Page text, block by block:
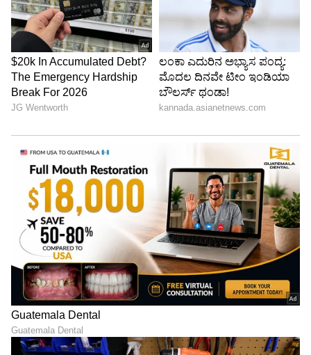
ಅಲ್ತಾರಿನ ಪೂರ್ಣಿಮಾ ಇವರಿಗೆ ನಿರ್ಮಿಸಲಾದ ನೂತನ ಮನೆ
‘ರಾಜೀವ ಸದನ’ ಉದ್ಘಾಟನೆಗೊಂಡಿತು.
ಎರಡೂ ಮನೆಗಳನ್ನು ಉದ್ಘಾಟಿಸಿ ಮಾತನಾಡಿದ ಶ್ರೀ
ಎಚ್.ಎಸ್ ಶೆಟ್ಟಿಯವರು ಸಂಸ್ಥೆಯ ಸಮಾಜಮುಖಿ ಕಾರ್ಯ
ಹಾಗೂ ಪಾರದರ್ಶಕ ವ್ಯವಹಾರದಿಂದ ನಾನು
ಆಕರ್ಷಿತನಾಗಿದ್ದೇನೆ.ನಿಮ್ಮ ಕಾರ್ಯಕ್ರಮಗಳಿಗೆ ನಮ್ಮ ಸೊಸೈಟಿ
ಮುಂದೆಯೂ ನೆರವು ನೀಡುತ್ತದೆ ಎಂದು ಭರವಸೆ ನೀಡಿದರು.
ಶಾಲಾ ಕ್ರೀಡಾಕೂಟದಲ್ಲಿ ಆಜಾನ್‌ಗೆ ವಿದ್ಯಾರ್ಥಿಗಳ ನೃತ್ಯ:
ಹಿಂದೂ ಜಾಗರಣ ವೇದಿಕೆಯಿಂದ ಪ್ರತಿಭಟನೆ
ಸೊಸೈಟಿಯ ಉಪಾಧ್ಯಕ್ಷರಾದ ಎಚ್. ನಾಗರಾಜ ಶೆಟ್ಟಿ, ಯು.
ವಿಶ್ವನಾಥ ಶೆಣೈ, ರಾಜಗೋಪಾಲ ಆಚಾರ್ಯ, ಬಿ. ಸೀತಾರಾಮ
ಶೆಟ್ಟಿ, ಎಚ್. ರಾಜೀವ ಶೆಟ್ಟಿ, ಕೂಡ್ಲಿ ಗಣಪತಿ ಉಡುಪ, ಬಿ.ಟಿ.
ನಾಯ್ಕ್, ಸಂಸ್ಥೆಯ ಉಪಾಧ್ಯಕ್ಷರುಗಳಾದ ಪಿ. ಕಿಶನ್ ಹೆಗ್ಡೆ